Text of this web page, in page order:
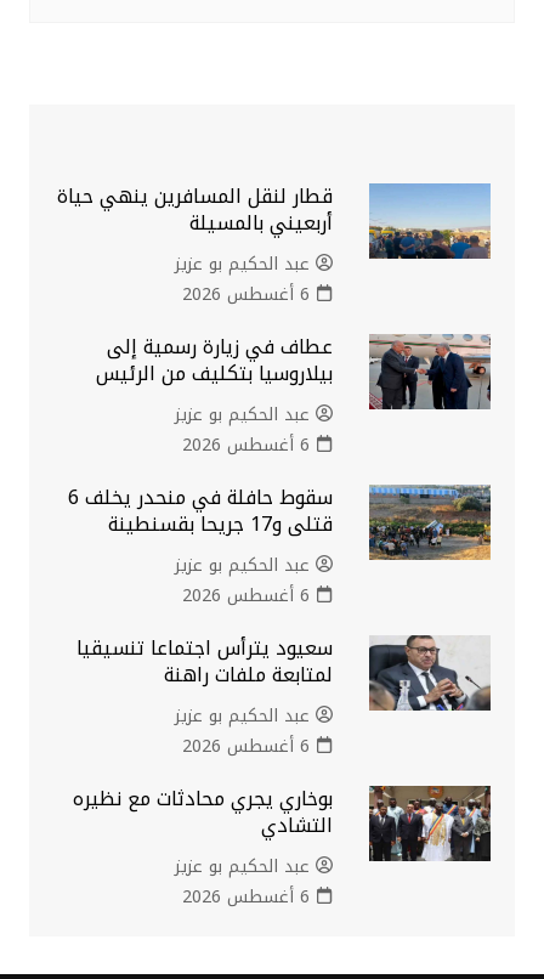
قطار لنقل المسافرين ينهي حياة
أربعيني بالمسيلة
عبد الحكيم بو عزيز
6 أغسطس 2026
عطاف في زيارة رسمية إلى
بيلاروسيا بتكليف من الرئيس
عبد الحكيم بو عزيز
6 أغسطس 2026
سقوط حافلة في منحدر يخلف 6
قتلى و17 جريحا بقسنطينة
عبد الحكيم بو عزيز
6 أغسطس 2026
سعيود يترأس اجتماعا تنسيقيا
لمتابعة ملفات راهنة
عبد الحكيم بو عزيز
6 أغسطس 2026
بوخاري يجري محادثات مع نظيره
التشادي
عبد الحكيم بو عزيز
6 أغسطس 2026